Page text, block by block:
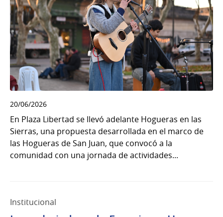
20/06/2026
En Plaza Libertad se llevó adelante Hogueras en las
Sierras, una propuesta desarrollada en el marco de
las Hogueras de San Juan, que convocó a la
comunidad con una jornada de actividades...
Institucional